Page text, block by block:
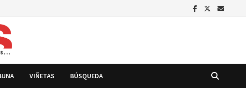
VIÑETAS BÚSQUEDA